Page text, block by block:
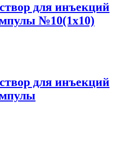
для инъекций
№10(1x10)
для инъекций